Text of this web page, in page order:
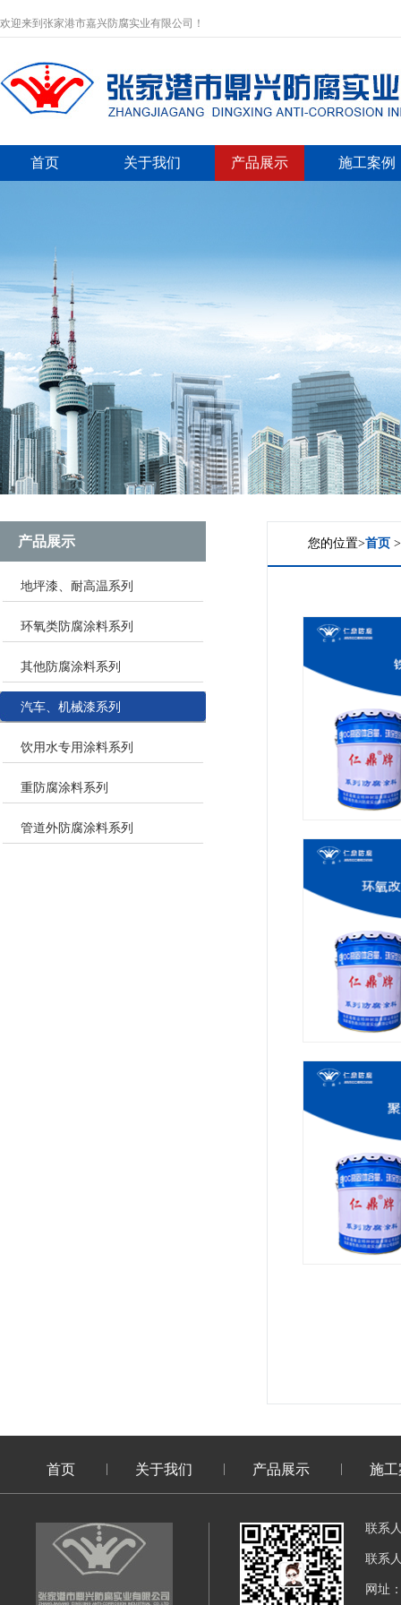
欢迎来到张家港市嘉兴防腐实业有限公司！
首页 关于我们 产品展示 施工案例
产品展示
地坪漆、耐高温系列
环氧类防腐涂料系列
其他防腐涂料系列
汽车、机械漆系列
饮用水专用涂料系列
重防腐涂料系列
管道外防腐涂料系列
您的位置>首页
铁红底漆
环氧改性聚氨
首页 关于我们 产品展示 施
联系
联系
网址